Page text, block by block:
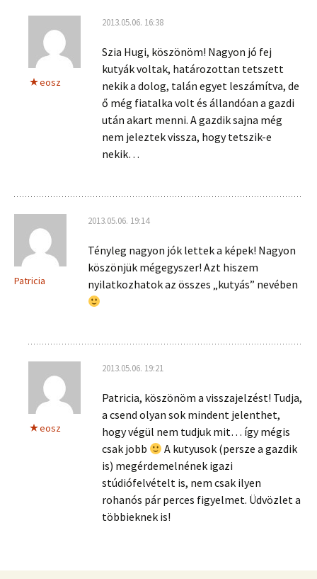
eosz
2013.05.06. 16:38
Szia Hugi, köszönöm! Nagyon jó fej
kutyák voltak, határozottan tetszett
nekik a dolog, talán egyet leszámítva, de
ő még fiatalka volt és állandóan a gazdi
után akart menni. A gazdik sajna még
nem jeleztek vissza, hogy tetszik-e
nekik…
Patricia
2013.05.06. 19:14
Tényleg nagyon jók lettek a képek! Nagyon
köszönjük mégegyszer! Azt hiszem
nyilatkozhatok az összes „kutyás” nevében
eosz
2013.05.06. 19:21
Patricia, köszönöm a visszajelzést! Tudja,
a csend olyan sok mindent jelenthet,
hogy végül nem tudjuk mit… így mégis
csak jobb
A kutyusok (persze a gazdik
is) megérdemelnének igazi
stúdiófelvételt is, nem csak ilyen
rohanós pár perces figyelmet. Üdvözlet a
többieknek is!